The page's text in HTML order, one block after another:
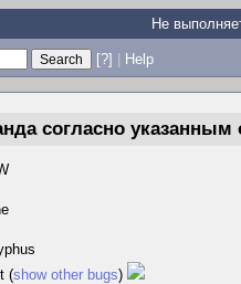
Не
[?] | Help
согласно
(show other bugs)